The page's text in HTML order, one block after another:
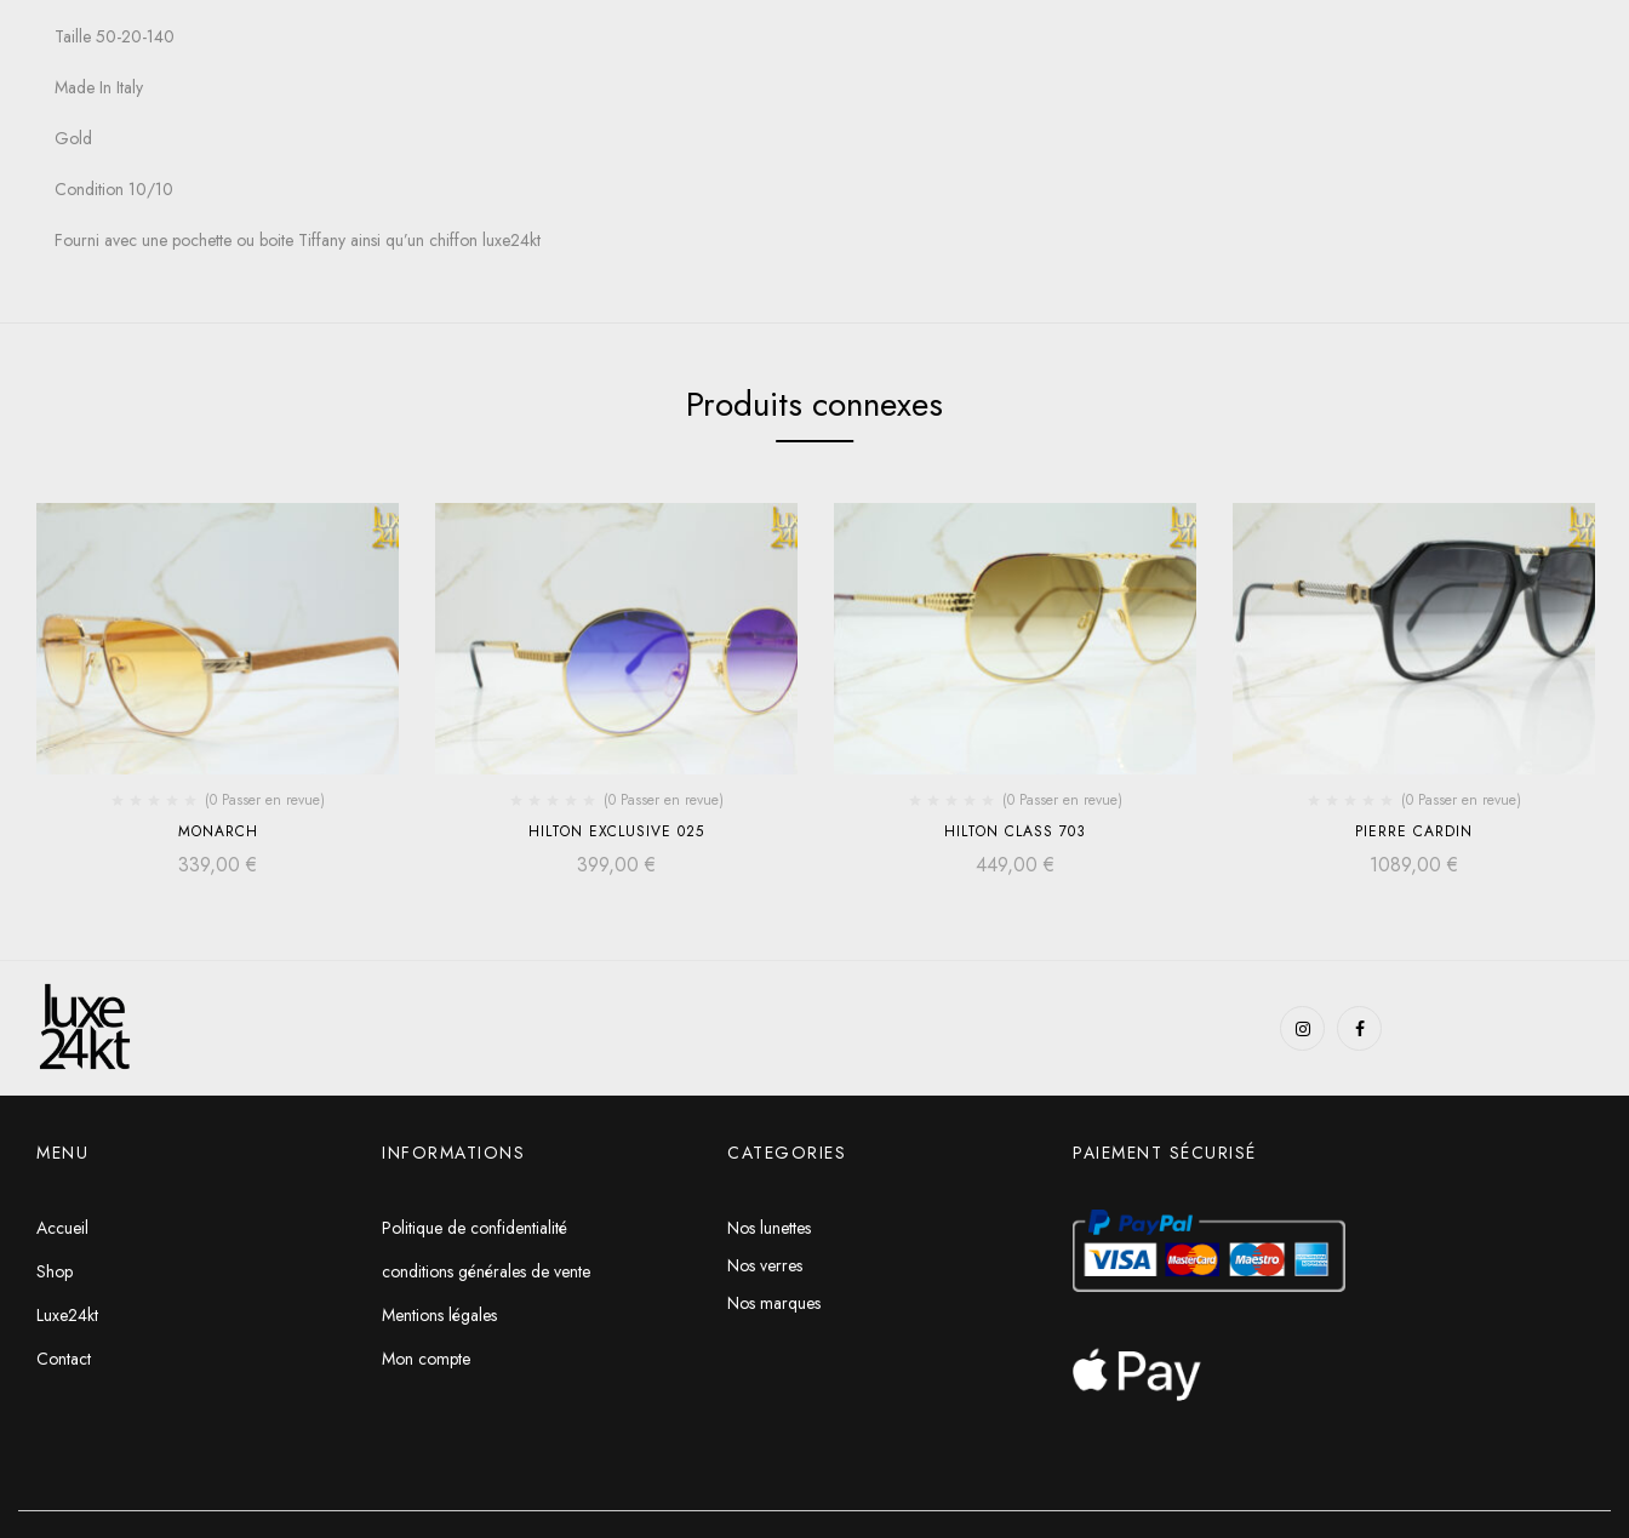
Taille 50-20-140
Made In Italy
Gold
Condition 10/10
Fourni avec une pochette ou boite Tiffany ainsi qu’un chiffon luxe24kt
Produits connexes
(0 Passer en revue)
MONARCH
339,00 €
(0 Passer en revue)
HILTON EXCLUSIVE 025
399,00 €
(0 Passer en revue)
HILTON CLASS 703
449,00 €
(0 Passer en revue)
PIERRE CARDIN
1089,00 €
MENU
Accueil
Shop
Luxe24kt
Contact
INFORMATIONS
Politique de confidentialité
conditions générales de vente
Mentions légales
Mon compte
CATEGORIES
Nos lunettes
Nos verres
Nos marques
PAIEMENT SÉCURISÉ